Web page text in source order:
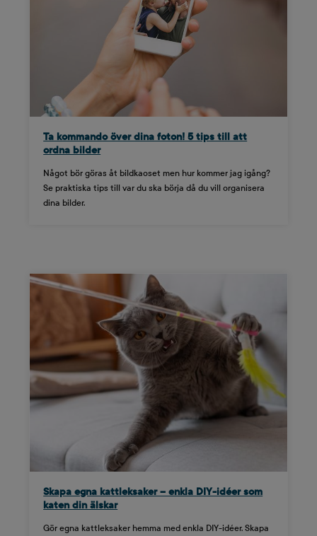
Ta kommando över dina foton! 5 tips till att
ordna bilder
Något bör göras åt bildkaoset men hur kommer jag igång?
Se praktiska tips till var du ska börja då du vill organisera
dina bilder.
Skapa egna kattleksaker – enkla DIY-idéer som
katen din älskar
Gör egna kattleksaker hemma med enkla DIY-idéer. Skapa